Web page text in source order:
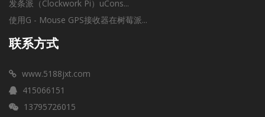
发条派（Clockwork Pi）uCons...
使用G - Mouse GPS接收器在树莓派...
联系方式
www.5188jxt.com
415066151
13795726015